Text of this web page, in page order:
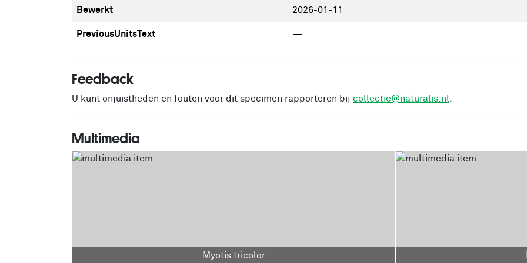
Bewerkt 2026-01-11
PreviousUnitsText —
Feedback
U kunt onjuistheden en fouten voor dit specimen rapporteren bij collectie@naturalis.nl
Multimedia
Myotis tricolor